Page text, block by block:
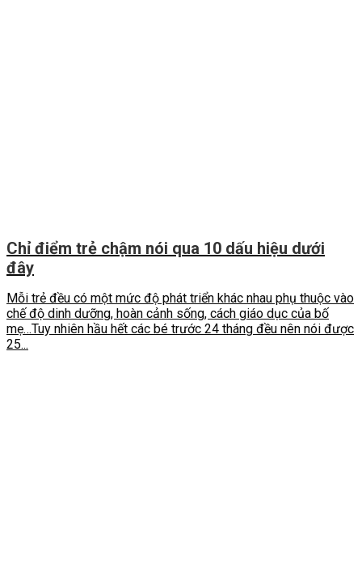
Chỉ điểm trẻ chậm nói qua 10 dấu hiệu dưới
đây
Mỗi trẻ đều có một mức độ phát triển khác nhau phụ thuộc vào
chế độ dinh dưỡng, hoàn cảnh sống, cách giáo dục của bố
mẹ…Tuy nhiên hầu hết các bé trước 24 tháng đều nên nói được
25...